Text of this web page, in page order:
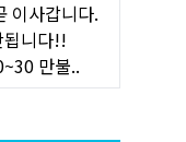
이사갑니다.
됩니다!!
만불..